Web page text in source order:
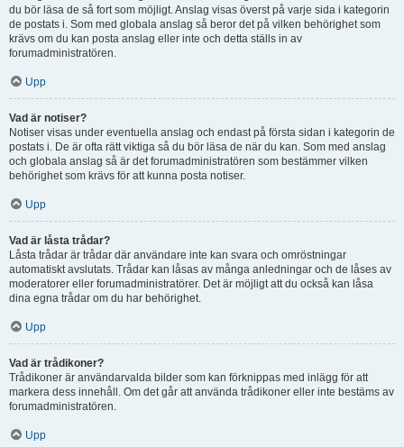
du bör läsa de så fort som möjligt. Anslag visas överst på varje sida i kategorin
de postats i. Som med globala anslag så beror det på vilken behörighet som
krävs om du kan posta anslag eller inte och detta ställs in av
forumadministratören.
Upp
Vad är notiser?
Notiser visas under eventuella anslag och endast på första sidan i kategorin de
postats i. De är ofta rätt viktiga så du bör läsa de när du kan. Som med anslag
och globala anslag så är det forumadministratören som bestämmer vilken
behörighet som krävs för att kunna posta notiser.
Upp
Vad är låsta trådar?
Låsta trådar är trådar där användare inte kan svara och omröstningar
automatiskt avslutats. Trådar kan låsas av många anledningar och de låses av
moderatorer eller forumadministratörer. Det är möjligt att du också kan låsa
dina egna trådar om du har behörighet.
Upp
Vad är trådikoner?
Trådikoner är användarvalda bilder som kan förknippas med inlägg för att
markera dess innehåll. Om det går att använda trådikoner eller inte bestäms av
forumadministratören.
Upp